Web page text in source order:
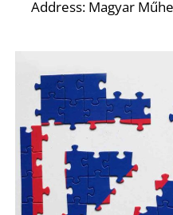
Address: Magyar